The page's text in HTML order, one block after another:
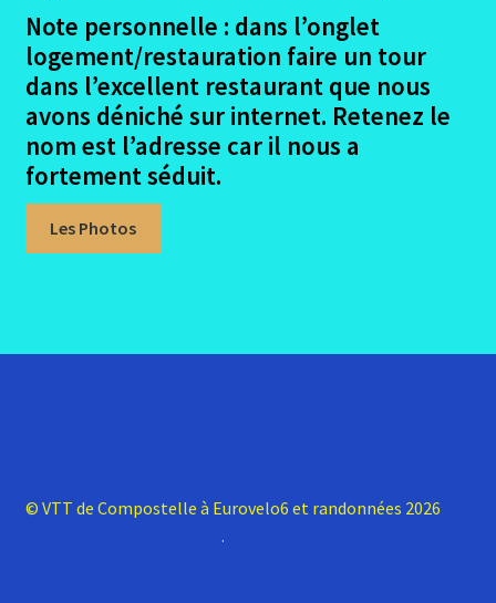
Autres trajets VTT
menu
Randonnées pédestres
Ouvrir
Me contacter
Note personnelle : dans l’onglet
logement/restauration faire un tour
dans l’excellent restaurant que nous
avons déniché sur internet. Retenez le
nom est l’adresse car il nous a
fortement séduit.
Les Photos
© VTT de Compostelle à Eurovelo6 et randonnées 2026
.